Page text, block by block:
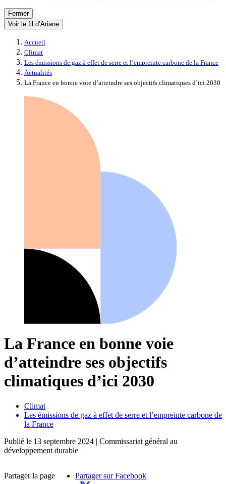
Fermer
Voir le fil d’Ariane
Accueil
Climat
Les émissions de gaz à effet de serre et l’empreinte carbone de la France
Actualités
La France en bonne voie d’atteindre ses objectifs climatiques d’ici 2030
La France en bonne voie
d’atteindre ses objectifs
climatiques d’ici 2030
Climat
Les émissions de gaz à effet de serre et l’empreinte carbone de
la France
Publié le 13 septembre 2024 | Commissariat général au
développement durable
Partager la page
Partager sur Facebook